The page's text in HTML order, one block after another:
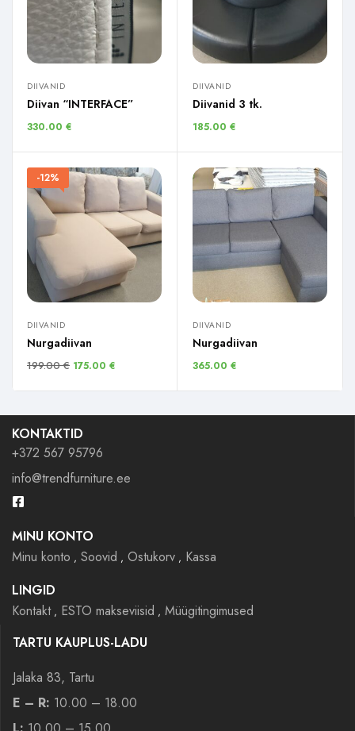
DIIVANID
Diivan “INTERFACE”
330.00 €
DIIVANID
Diivanid 3 tk.
185.00 €
-12%
DIIVANID
Nurgadiivan
199.00€ 175.00 €
DIIVANID
Nurgadiivan
365.00 €
KONTAKTID
+372 567 95796
info@trendfurniture.ee
MINU KONTO
Minu konto
Soovid Ostukorv
Kassa
LINGID
Kontakt
ESTO makseviisid
Müügitingimused
TARTU KAUPLUS-LADU
Jalaka 83, Tartu
E – R: 10.00 – 18.00